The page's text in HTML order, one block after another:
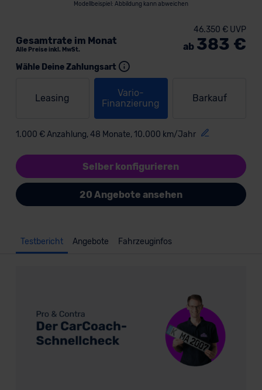
Modellbeispiel: Abbildung kann abweichen
Wähle Deine Zahlungsart
Leasing
Vario-
Finanzierung
Barkauf
1.000 € Anzahlung, 48 Monate, 10.000 km/Jahr
Gesamtrate im Monat
Alle Preise inkl. MwSt.
46.350 € UVP
ab 383 €
Selber konfigurieren
20 Angebote ansehen
Testbericht Angebote Fahrzeuginfos